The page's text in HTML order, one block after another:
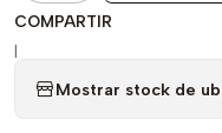
COMPARTIR
|
Mostrar stock de